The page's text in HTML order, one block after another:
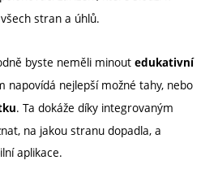
stran a úhlů.
byste neměli minout edukativní
napovídá nejlepší možné tahy, nebo
. Ta dokáže díky integrovaným
na jakou stranu dopadla, a
aplikace.